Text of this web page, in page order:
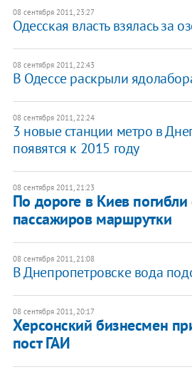
08 сентября 2011, 23:27
Одесская власть взялась за
08 сентября 2011, 22:43
В Одессе раскрыли
08 сентября 2011, 22:24
3 новые станции метро в
появятся к 2015 году
08 сентября 2011, 21:23
По дороге в Киев погибли
пассажиров маршрутки
08 сентября 2011, 21:08
В Днепропетровске вода
08 сентября 2011, 20:17
​Херсонский бизнесмен
пост ГАИ